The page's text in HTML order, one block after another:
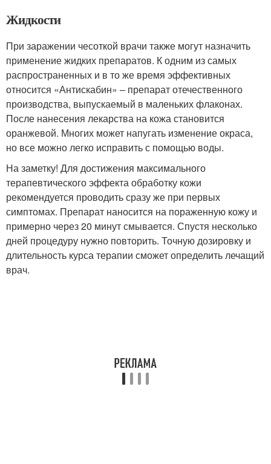
Жидкости
При заражении чесоткой врачи также могут назначить
применение жидких препаратов. К одним из самых
распространенных и в то же время эффективных
относится «Антискабин» – препарат отечественного
производства, выпускаемый в маленьких флаконах.
После нанесения лекарства на кожа становится
оранжевой. Многих может напугать изменение окраса,
но все можно легко исправить с помощью воды.
На заметку! Для достижения максимального
терапевтического эффекта обработку кожи
рекомендуется проводить сразу же при первых
симптомах. Препарат наносится на пораженную кожу и
примерно через 20 минут смывается. Спустя несколько
дней процедуру нужно повторить. Точную дозировку и
длительность курса терапии сможет определить лечащий
врач.